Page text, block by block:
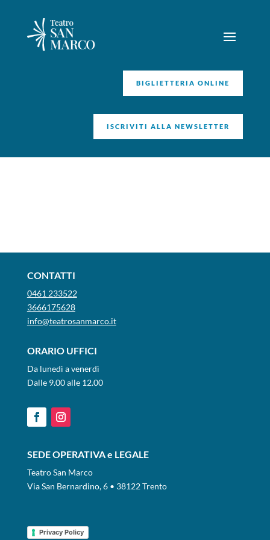
BIGLIETTERIA ONLINE
ISCRIVITI ALLA NEWSLETTER
CONTATTI
0461 233522
3666175628
info@teatrosanmarco.it
ORARIO UFFICI
Da lunedì a venerdì
Dalle 9.00 alle 12.00
SEDE OPERATIVA e LEGALE
Teatro San Marco
Via San Bernardino, 6 • 38122 Trento
Privacy Policy